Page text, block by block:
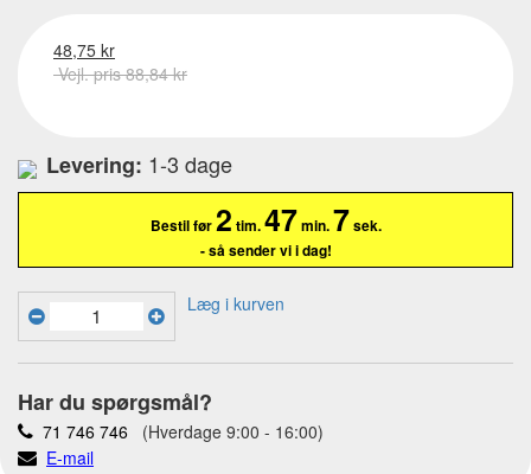
48,75 kr
Vejl. pris 88,84 kr
Levering: 1-3 dage
Bestil før2 tim.47min.6sek.
- så sender vi i dag!
Læg i kurven
Har du spørgsmål?
71 746 746 (Hverdage 9:00 - 16:00)
E-mail